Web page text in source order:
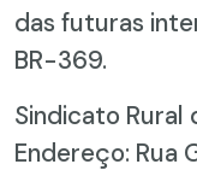
das futuras
BR-369.
Sindicato Rural
Endereço: Rua